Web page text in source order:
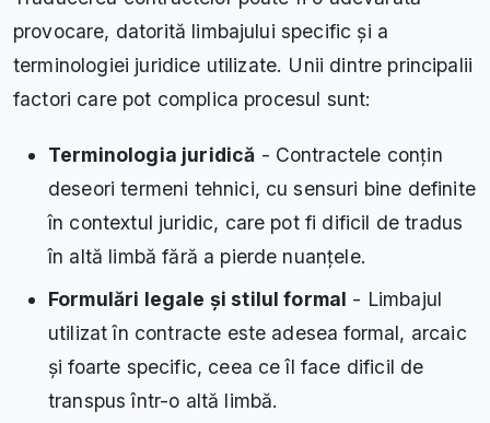
provocare, datorită limbajului specific și a
terminologiei juridice utilizate. Unii dintre principalii
factori care pot complica procesul sunt:
Terminologia juridică - Contractele conțin
deseori termeni tehnici, cu sensuri bine definite
în contextul juridic, care pot fi dificil de tradus
în altă limbă fără a pierde nuanțele.
Formulări legale și stilul formal - Limbajul
utilizat în contracte este adesea formal, arcaic
și foarte specific, ceea ce îl face dificil de
transpus într-o altă limbă.